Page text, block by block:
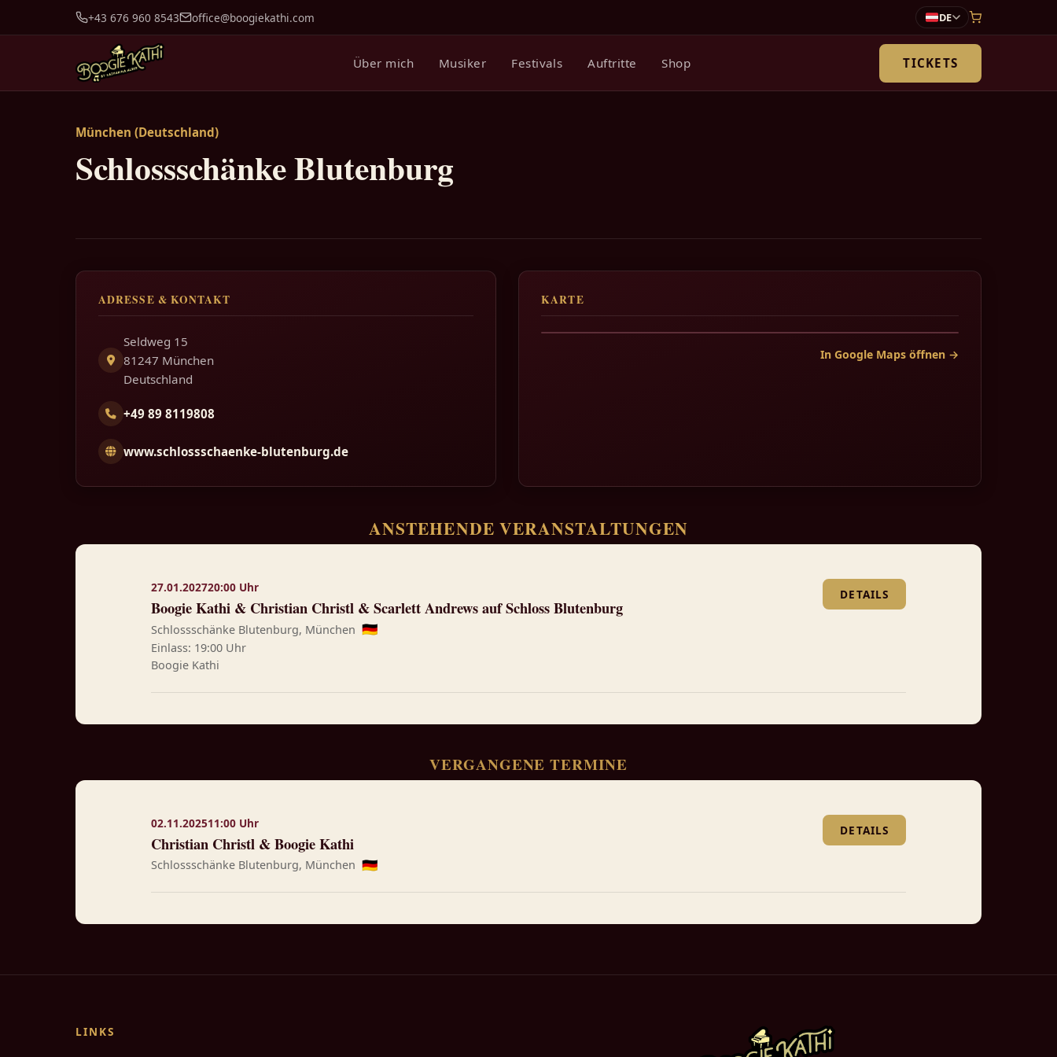
+43 676 960 8543 office@boogiekathi.com DE
Über mich Musiker Festivals Auftritte Shop TICKETS
München (Deutschland)
Schlossschänke Blutenburg
ADRESSE & KONTAKT
Seldweg 15
81247 München
Deutschland
+49 89 8119808
www.schlossschaenke-blutenburg.de
KARTE
In Google Maps öffnen →
ANSTEHENDE VERANSTALTUNGEN
27.01.202720:00 Uhr
Boogie Kathi & Christian Christl & Scarlett Andrews auf Schloss Blutenburg
Schlossschänke Blutenburg, München 🇩🇪
Einlass: 19:00 Uhr
Boogie Kathi
DETAILS
VERGANGENE TERMINE
02.11.202511:00 Uhr
Christian Christl & Boogie Kathi
Schlossschänke Blutenburg, München 🇩🇪
DETAILS
LINKS